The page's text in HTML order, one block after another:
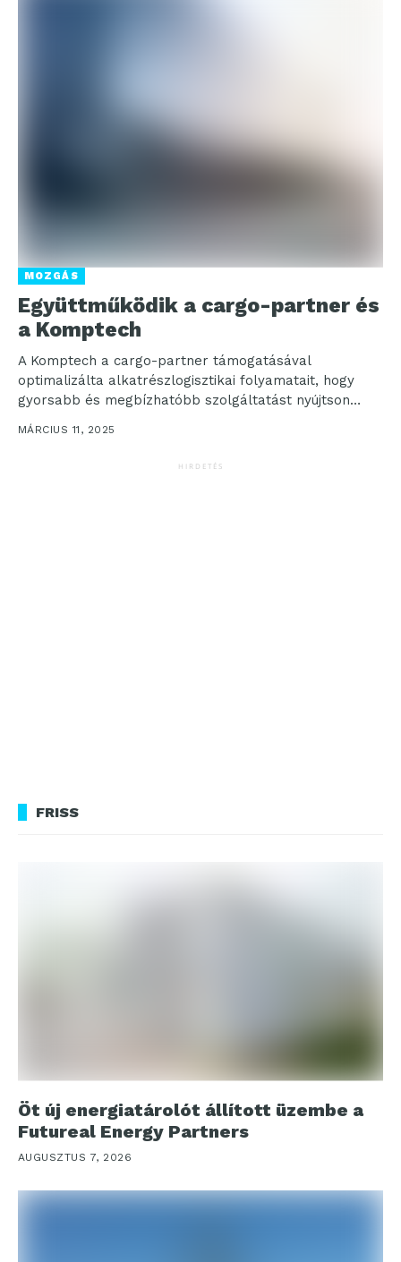
MOZGÁS
Együttműködik a cargo-partner és
a Komptech
A Komptech a cargo-partner támogatásával
optimalizálta alkatrészlogisztikai folyamatait, hogy
gyorsabb és megbízhatóbb szolgáltatást nyújtson
nemzetközi ügyfeleinek. A Graz közelében található
„iLogistics” központ révén...
MÁRCIUS 11, 2025
HIRDETÉS
FRISS
Öt új energiatárolót állított üzembe a
Futureal Energy Partners
AUGUSZTUS 7, 2026